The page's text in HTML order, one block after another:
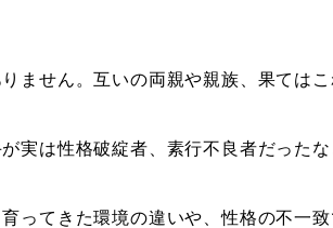
ません。互いの両親や親族、果ては
実は性格破綻者、素行不良者だった
ってきた環境の違いや、性格の不一